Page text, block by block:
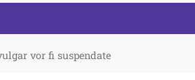
vor fi suspendate